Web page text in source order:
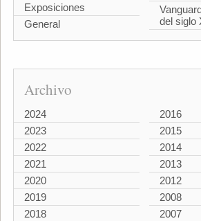
Exposiciones
General
del siglo
Archivo
2024
2023
2022
2021
2020
2019
2018
2016
2015
2014
2013
2012
2008
2007